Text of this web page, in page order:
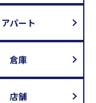
アパート
倉庫
店舗